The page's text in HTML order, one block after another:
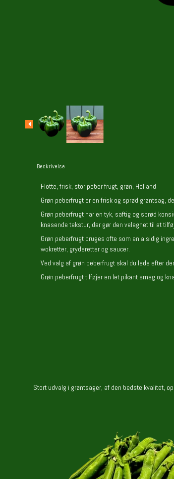
Beskrivelse
Flotte, frisk, stor peber frugt, grøn, Holland
Grøn peberfrugt er en frisk og sprød grøntsag,
Grøn peberfrugt har en tyk, saftig og sprød
knasende tekstur, der gør den velegnet til at
Grøn peberfrugt bruges ofte som en alsidig
wokretter, gryderetter og saucer.
Ved valg af grøn peberfrugt skal du lede efter
Grøn peberfrugt tilføjer en let pikant smag og
Stort udvalg i grøntsager, af den bedste kvalitet,